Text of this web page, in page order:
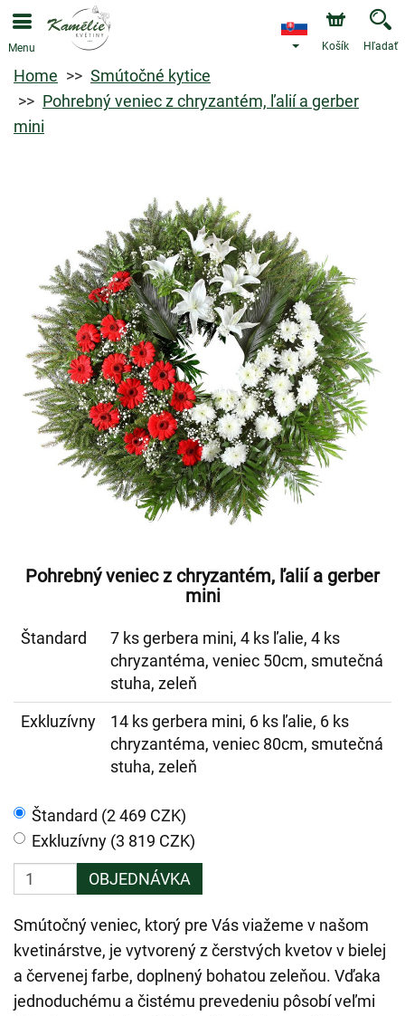
Menu Košík Hľadať
Home
Smútočné kytice
Pohrebný veniec z chryzantém, ľalií a gerber
mini
Pohrebný veniec z chryzantém, ľalií a gerber
mini
Štandard
7 ks gerbera mini, 4 ks ľalie, 4 ks
chryzantéma, veniec 50cm, smutečná
stuha, zeleň
Exkluzívny
14 ks gerbera mini, 6 ks ľalie, 6 ks
chryzantéma, veniec 80cm, smutečná
stuha, zeleň
Štandard (2 469 CZK)
Exkluzívny (3 819 CZK)
OBJEDNÁVKA
Smútočný veniec, ktorý pre Vás viažeme v našom
kvetinárstve, je vytvorený z čerstvých kvetov v bielej
a červenej farbe, doplnený bohatou zeleňou. Vďaka
jednoduchému a čistému prevedeniu pôsobí veľmi